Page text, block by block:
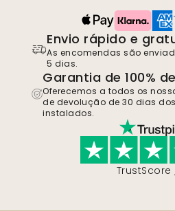
Envio rápido e
As encomendas são
5 dias.
Garantia de 100%
Oferecemos a todos os
de devolução de 30 dias
instalados.
TrustScore